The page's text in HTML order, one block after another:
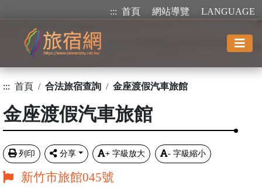
::: 首頁 網站導覽 LANGUAGE
::: 首頁 合法旅宿查詢 金座渡假汽車旅館
金座渡假汽車旅館
列印 分享 + 字級放大 - 字級縮小
新竹市旅館045號